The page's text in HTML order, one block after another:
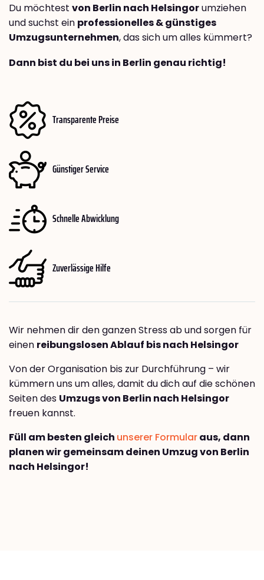
Du möchtest von Berlin nach Helsingorumziehen
und suchst ein professionelles & günstiges
Umzugsunternehmen, das sich um alles kümmert?
Dann bist du bei uns in Berlin genau richtig!
Transparente Preise
Günstiger Service
Schnelle Abwicklung
Zuverlässige Hilfe
Wir nehmen dir den ganzen Stress ab und sorgen für
einen reibungslosen Ablauf bis nach Helsingor
Von der Organisation bis zur Durchführung – wir
kümmern uns um alles, damit du dich auf die schönen
Seiten des Umzugs von Berlin nach Helsingor
freuen kannst.
Füll am besten gleich unserer Formularaus, dann
planen wir gemeinsam deinen Umzug von Berlin
nach Helsingor!